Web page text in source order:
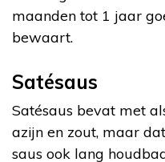
maanden tot 1 jaar
bewaart.
Satésaus
Satésaus bevat met
azijn en zout, maar
saus ook lang